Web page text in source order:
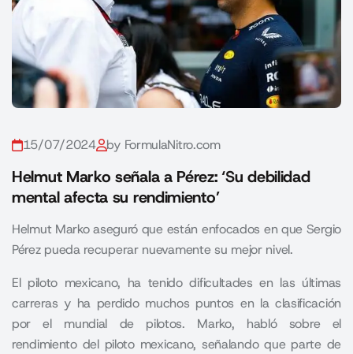
15/07/2024 by FormulaNitro.com
Helmut Marko señala a Pérez: ‘Su debilidad
mental afecta su rendimiento’
Helmut Marko aseguró que están enfocados en que Sergio
Pérez pueda recuperar nuevamente su mejor nivel.
El piloto mexicano, ha tenido dificultades en las últimas
carreras y ha perdido muchos puntos en la clasificación
por el mundial de pilotos. Marko, habló sobre el
rendimiento del piloto mexicano, señalando que parte de